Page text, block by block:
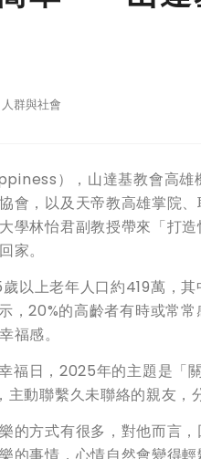
人群與社會
），山達基教會高雄
會，以及天帝教高雄掌院
學林怡君副教授帶來「打
家。
以上老年人口約419萬，
，20%的高齡者有時或常
福感。
福日，2025年的主題是
動聯繫久未聯絡的親友，
的方式有很多，對他而言